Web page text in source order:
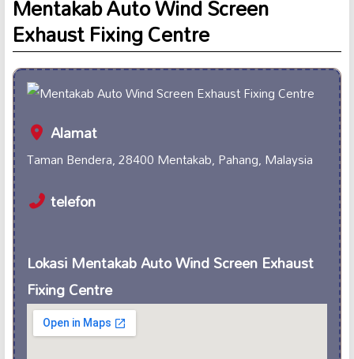
Exhaust Fixing Centre
Alamat
Taman Bendera, 28400 Mentakab, Pahang, Malaysia
telefon
Lokasi Mentakab Auto Wind Screen Exhaust
Fixing Centre